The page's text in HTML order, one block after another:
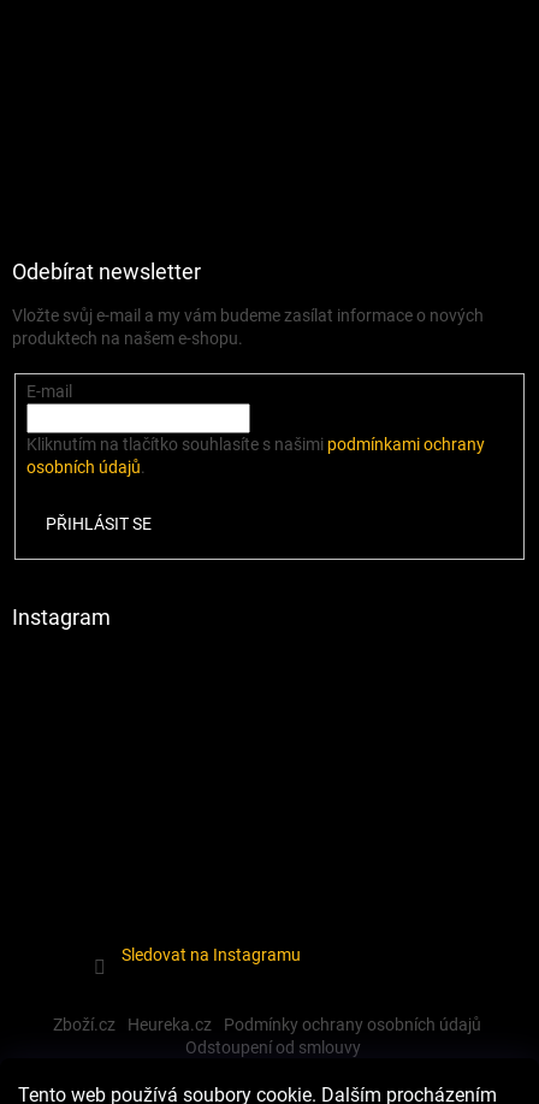
Tento web používá soubory cookie. Dalším procházením
Odebírat newsletter
Vložte svůj e-mail a my vám budeme zasílat informace o nových
produktech na našem e-shopu.
E-mail
Kliknutím na tlačítko souhlasíte s našimi podmínkami ochrany
osobních údajů.
PŘIHLÁSIT SE
Instagram
Sledovat na Instagramu
Zboží.cz Heureka.cz
Podmínky ochrany osobních údajů
Odstoupení od smlouvy